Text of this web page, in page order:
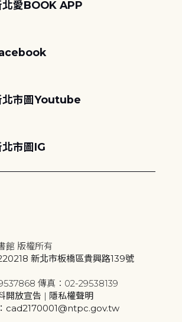
北愛BOOK APP
北市圖Youtube
北市圖IG
館 版權所有
新北市板橋區貴興路139號
傳真：02-29538139
開放宣告 | 隱私權聲明
cad2170001@ntpc.gov.tw